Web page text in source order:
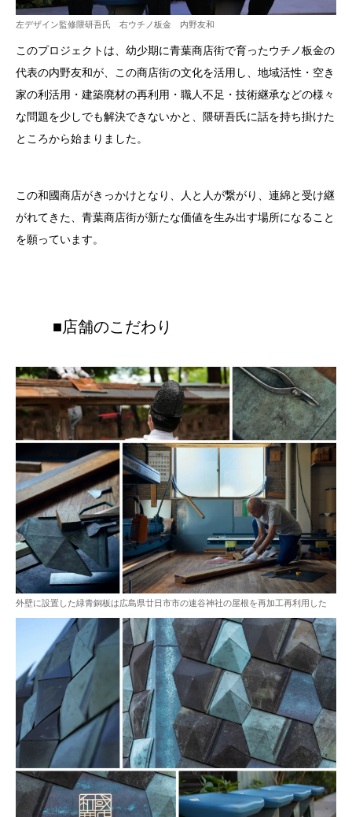
左デザイン監修隈研吾氏 右ウチノ板金 内野友和
このプロジェクトは、幼少期に青葉商店街で育ったウチノ板金の
代表の内野友和が、この商店街の文化を活用し、地域活性・空き
家の利活用・建築廃材の再利用・職人不足・技術継承などの様々
な問題を少しでも解決できないかと、隈研吾氏に話を持ち掛けた
ところから始まりました。
この和國商店がきっかけとなり、人と人が繋がり、連綿と受け継
がれてきた、青葉商店街が新たな価値を生み出す場所になること
を願っています。
■店舗のこだわり
外壁に設置した緑青銅板は広島県廿日市市の速谷神社の屋根を再加工再利用した